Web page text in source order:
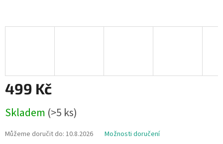
499 Kč
cena:
Skladem (>5 ks)
Můžeme doručit do: 10.8.2026 Možnosti doručení